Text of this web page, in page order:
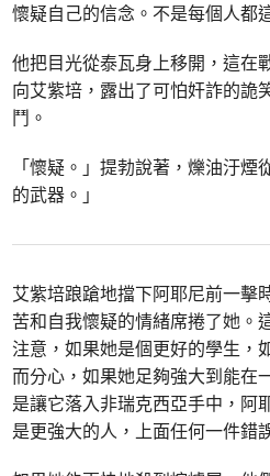
懷疑自己的信念。不是每個人都
他把目光從泰瓦身上移開，這在
向艾紫培，露出了可怕奸詐的詭
鬥。
「懷疑。」提勃說著，爍油汙
的武器。」
艾紫培踉蹌地擋下阿耶尼前一擊
苦和自我懷疑的情緒席捲了她。
注意，如果她是個更好的學生，
而分心，如果她足夠強大到能在
是讓它落入非瑞克西亞手中，阿
是更強大的人，上面任何一件錯